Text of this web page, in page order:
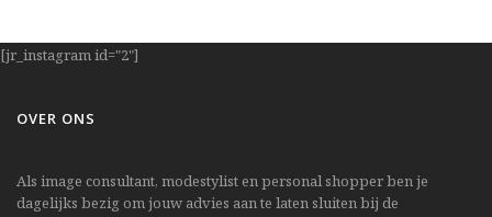
[jr_instagram id="2"]
OVER ONS
Als image consultant, modestylist en personal shopper ben je
dagelijks bezig om jouw advies aan te laten sluiten bij de